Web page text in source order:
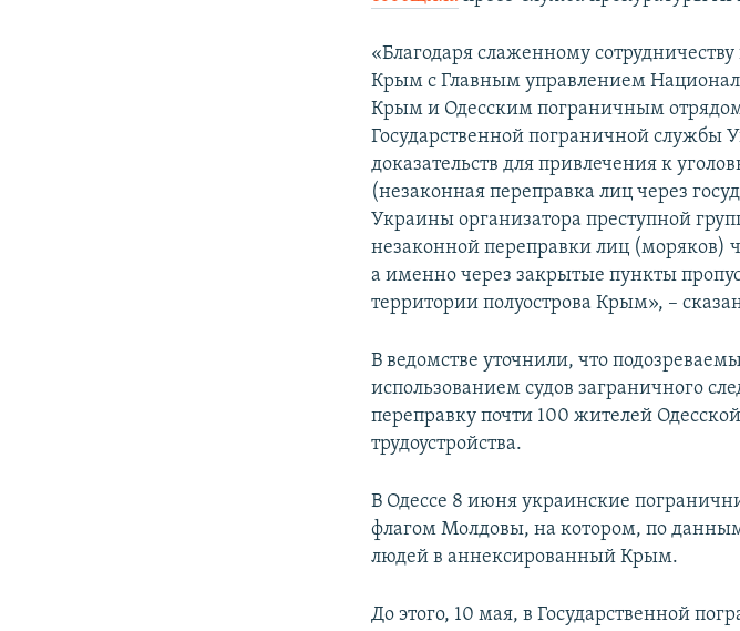
«Благодаря слаженному
Крым с Главным управлением
Крым и Одесским пограничным
Государственной пограничной службы
доказательств для привлечения к
(незаконная переправка лиц через
Украины организатора преступной
незаконной переправки лиц (моряков)
а именно через закрытые пункты
территории полуострова Крым», –
В ведомстве уточнили, что
использованием судов заграничного
переправку почти 100 жителей
трудоустройства.
В Одессе 8 июня украинские
флагом Молдовы, на котором, по
людей в аннексированный Крым.
До этого, 10 мая, в Государственной